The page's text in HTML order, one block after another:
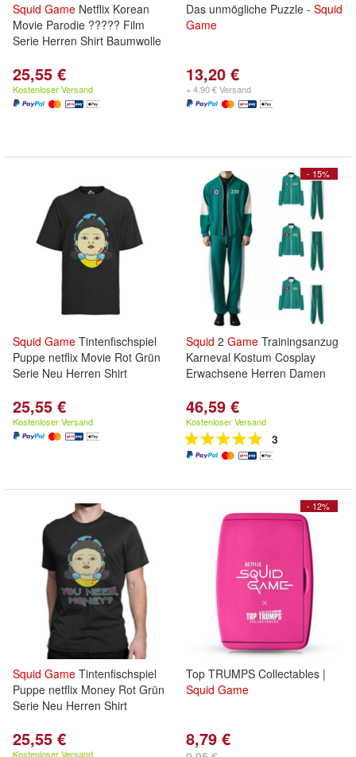
Squid Game Netflix Korean
Movie Parodie ????? Film
Serie Herren Shirt Baumwolle
25,55 €
Kostenloser Versand
Das unmögliche Puzzle - Squid
Game
13,20 €
+ 4,90 € Versand
Squid Game Tintenfischspiel
Puppe netflix Movie Rot Grün
Serie Neu Herren Shirt
25,55 €
Kostenloser Versand
- 15%
Squid 2 Game Trainingsanzug
Karneval Kostum Cosplay
Erwachsene Herren Damen
46,59 €
Kostenloser Versand
3
Squid Game Tintenfischspiel
Puppe netflix Money Rot Grün
Serie Neu Herren Shirt
25,55 €
Kostenloser Versand
- 12%
Top TRUMPS Collectables |
Squid Game
8,79 €